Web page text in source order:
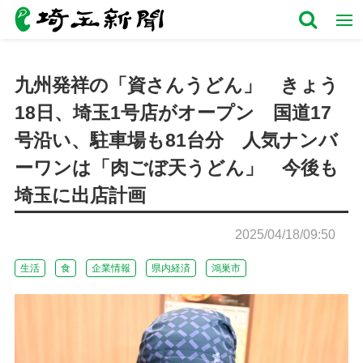
九州発祥の「資さんうどん」 きょう
18日、埼玉1号店がオープン 国道17
号沿い、駐車場も81台分 人気ナンバ
ーワンは「肉ごぼ天うどん」 今後も
埼玉に出店計画
2025/04/18/09:50
生活 食 企業情報 県内経済 鴻巣市